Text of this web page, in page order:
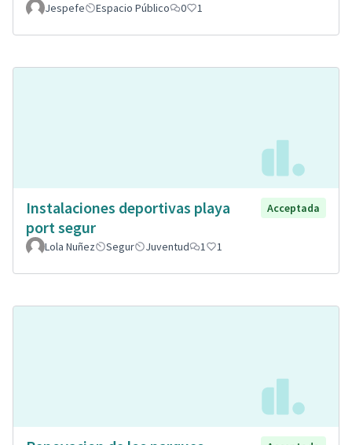
Jespefe Espacio Público 0 1
Instalaciones deportivas playa
port segur
Acceptada
Lola Nuñez Segur Juventud 1 1